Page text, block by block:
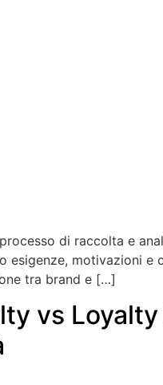
di raccolta e
esigenze, motivazioni
tra brand e […]
vs